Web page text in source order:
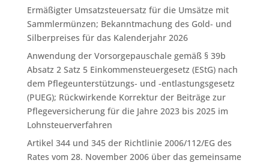
Ermäßigter Umsatzsteuersatz für die Umsätze mit
Sammlermünzen; Bekanntmachung des Gold- und
Silberpreises für das Kalenderjahr 2026
Anwendung der Vorsorgepauschale gemäß § 39b
Absatz 2 Satz 5 Einkommensteuergesetz (EStG) nach
dem Pflegeunterstützungs- und -entlastungsgesetz
(PUEG); Rückwirkende Korrektur der Beiträge zur
Pflegeversicherung für die Jahre 2023 bis 2025 im
Lohnsteuerverfahren
Artikel 344 und 345 der Richtlinie 2006/112/EG des
Rates vom 28. November 2006 über das gemeinsame